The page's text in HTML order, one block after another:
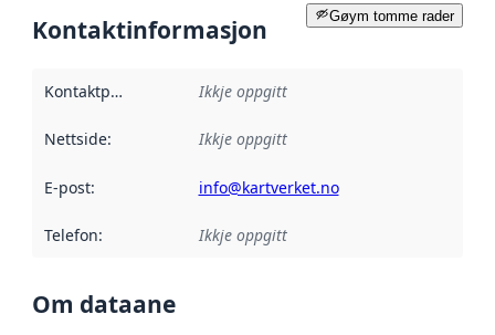
Gøym tomme rader
Kontaktinformasjon
Kontaktpunkt Ikkje oppgitt
Nettside: Ikkje oppgitt
E-post: info@kartverket.no
Telefon: Ikkje oppgitt
Om dataane